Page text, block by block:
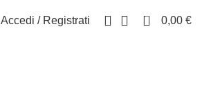
Accedi / Registrati 0 0,00 €